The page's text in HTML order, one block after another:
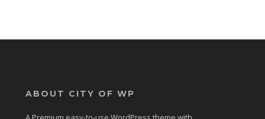
ABOUT CITY OF WP